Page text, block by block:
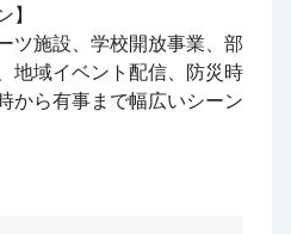
】
ツ施設、学校開放事業、部
地域イベント配信、防災時
から有事まで幅広いシーン